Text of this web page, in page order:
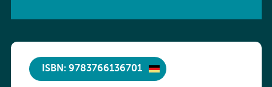
ISBN: 9783766136701